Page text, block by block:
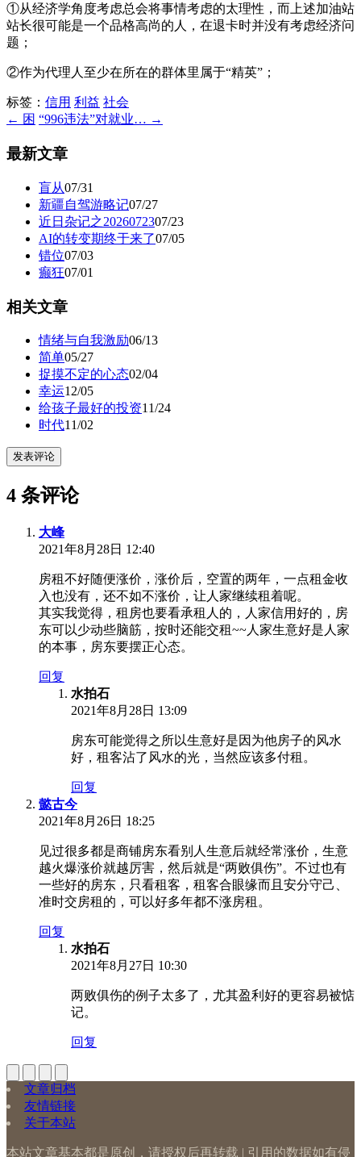
①从经济学角度考虑总会将事情考虑的太理性，而上述加油站
站长很可能是一个品格高尚的人，在退卡时并没有考虑经济问
题；
②作为代理人至少在所在的群体里属于“精英”；
标签： 信用 利益 社会
← 困 “996违法”对就业… →
最新文章
盲从07/31
新疆自驾游略记07/27
近日杂记之2026072307/23
AI的转变期终于来了07/05
错位07/03
癫狂07/01
相关文章
情绪与自我激励06/13
简单05/27
捉摸不定的心态02/04
幸运12/05
给孩子最好的投资11/24
时代11/02
发表评论
4 条评论
大峰
2021年8月28日 12:40
房租不好随便涨价，涨价后，空置的两年，一点租金收
入也没有，还不如不涨价，让人家继续租着呢。
其实我觉得，租房也要看承租人的，人家信用好的，房
东可以少动些脑筋，按时还能交租~~人家生意好是人家
的本事，房东要摆正心态。
回复
水拍石
2021年8月28日 13:09
房东可能觉得之所以生意好是因为他房子的风水
好，租客沾了风水的光，当然应该多付租。
回复
懿古今
2021年8月26日 18:25
见过很多都是商铺房东看别人生意后就经常涨价，生意
越火爆涨价就越厉害，然后就是“两败俱伤”。不过也有
一些好的房东，只看租客，租客合眼缘而且安分守己、
准时交房租的，可以好多年都不涨房租。
回复
水拍石
2021年8月27日 10:30
两败俱伤的例子太多了，尤其盈利好的更容易被惦
记。
回复
文章归档
友情链接
关于本站
本站文章基本都是原创，请授权后再转载 | 引用的数据如有侵